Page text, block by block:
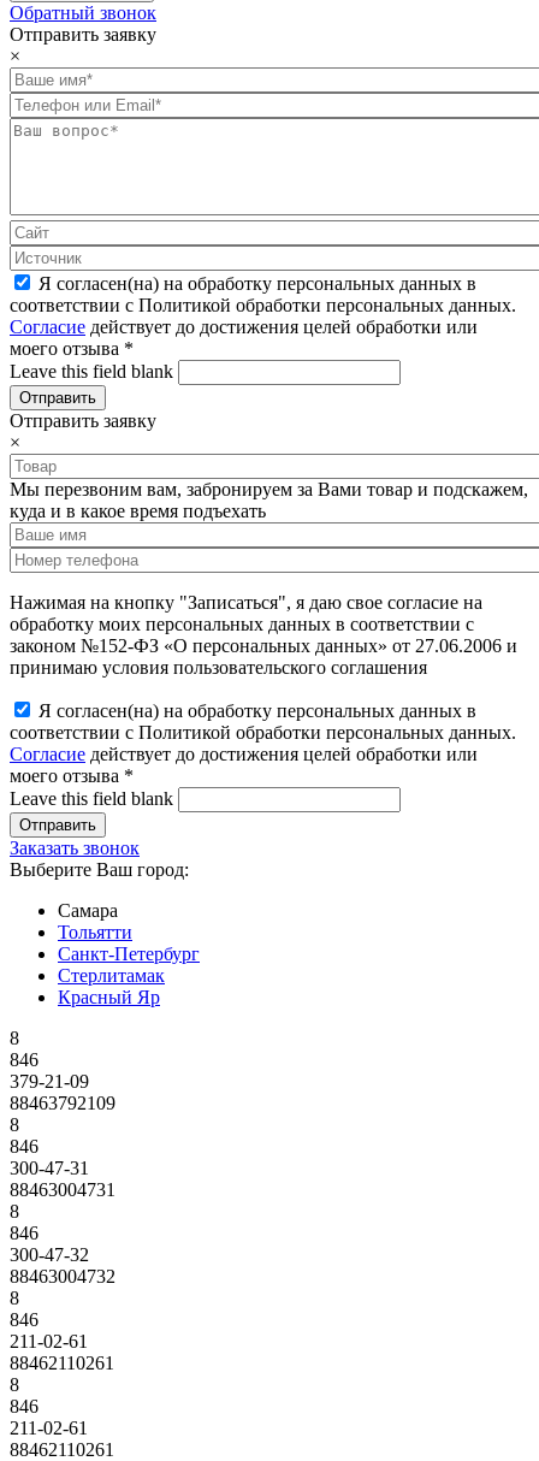
Обратный звонок
Отправить заявку
×
Я согласен(на) на обработку персональных данных в
соответствии с Политикой обработки персональных данных.
Согласие действует до достижения целей обработки или
моего отзыва *
Leave this field blank
Отправить заявку
×
Мы перезвоним вам, забронируем за Вами товар и подскажем,
куда и в какое время подъехать
Нажимая на кнопку "Записаться", я даю свое согласие на
обработку моих персональных данных в соответствии с
законом №152-ФЗ «О персональных данных» от 27.06.2006 и
принимаю условия пользовательского соглашения
Я согласен(на) на обработку персональных данных в
соответствии с Политикой обработки персональных данных.
Согласие действует до достижения целей обработки или
моего отзыва *
Leave this field blank
Заказать звонок
Выберите Ваш город:
Самара
Тольятти
Санкт-Петербург
Стерлитамак
Красный Яр
8
846
379-21-09
88463792109
8
846
300-47-31
88463004731
8
846
300-47-32
88463004732
8
846
211-02-61
88462110261
8
846
211-02-61
88462110261